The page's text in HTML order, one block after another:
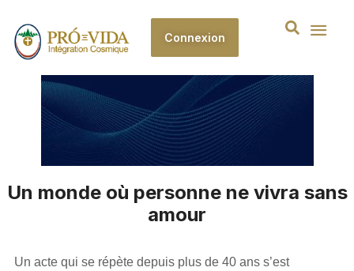
Connexion
Un monde où personne ne vivra sans
amour
Un acte qui se répète depuis plus de 40 ans s’est